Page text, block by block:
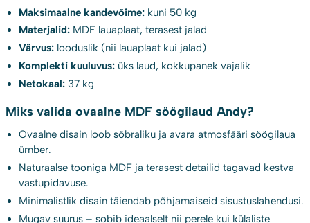
Maksimaalne kandevõime:kuni 50 kg
Materjalid:MDF lauaplaat, terasest jalad
Värvus:looduslik (nii lauaplaat kui jalad)
Komplekti kuuluvus:üks laud, kokkupanek vajalik
Netokaal:37 kg
Miks valida ovaalne MDF söögilaud Andy?
Ovaalne disain loob sõbraliku ja avara atmosfääri söögilaua
ümber.
Naturaalse tooniga MDF ja terasest detailid tagavad kestva
vastupidavuse.
Minimalistlik disain täiendab põhjamaiseid sisustuslahendusi.
Mugav suurus – sobib ideaalselt nii perele kui külaliste